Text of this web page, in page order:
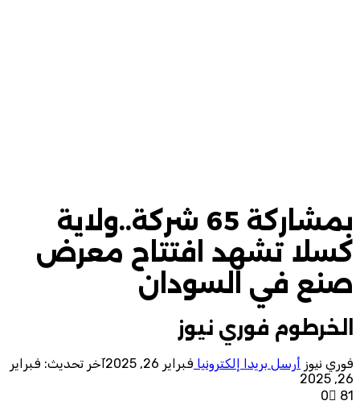
بمشاركة 65 شركة..ولاية
كسلا تشهد افتتاح معرض
صنع في السودان
الخرطوم فوري نيوز
فوري نيوز أرسل بريدا إلكترونيا فبراير 26, 2025
آخر تحديث: فبراير
26, 2025
0
81